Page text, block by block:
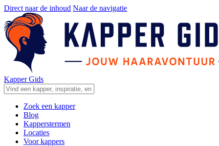
Direct naar de inhoud Naar de navigatie
Kapper Gids
Zoek een kapper
Blog
Kapperstermen
Locaties
Voor kappers